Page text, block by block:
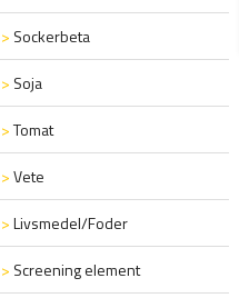
> Sockerbeta
> Soja
>Tomat
>Vete
>Livsmedel/Foder
> Screening element